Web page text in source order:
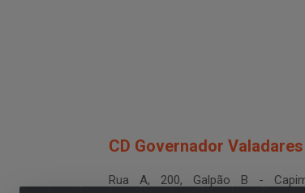
CD Governador Valadares
Rua A, 200, Galpão B -